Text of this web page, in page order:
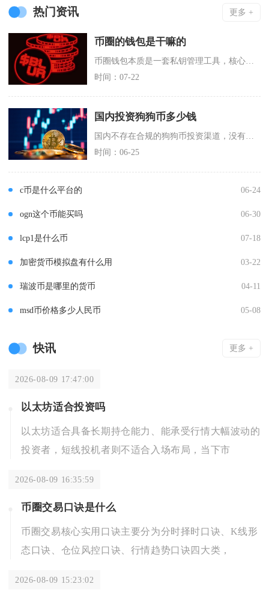
热门资讯 更多 +
币圈的钱包是干嘛的
时间：07-22
国内投资狗狗币多少钱
国内不存在合规的狗狗币投资渠道，没有法定的投资定价与准入资金标准，从法规层面不允许任何人民
时间：06-25
c币是什么平台的 06-24
ogn这个币能买吗 06-30
lcp1是什么币 07-18
加密货币模拟盘有什么用 03-22
瑞波币是哪里的货币 04-11
msd币价格多少人民币 05-08
快讯 更多 +
2026-08-09 17:47:00
以太坊适合投资吗
以太坊适合具备长期持仓能力、能承受行情大幅波动的
投资者，短线投机者则不适合入场布局，当下市
2026-08-09 16:35:59
币圈交易口诀是什么
币圈交易核心实用口诀主要分为分时择时口诀、K线形
态口诀、仓位风控口诀、行情趋势口诀四大类，
2026-08-09 15:23:02